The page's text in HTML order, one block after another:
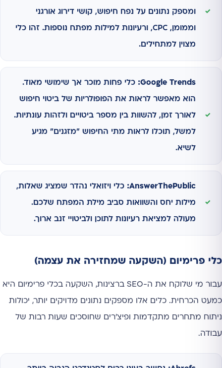
ומספק נתונים על נפח חיפוש, קושי דירוג אורגני
וממומן, CPC, ורעיונות למילות מפתח נוספות. זהו כלי
מצוין למתחילים.
Google Trends: כלי פחות מוכר אך שימושי מאוד.
הוא מאפשר לראות את הפופולריות של ביטוי חיפוש
לאורך זמן, להשוות בין מספר ביטויים ולזהות עונתיות.
למשל, תוכלו לראות מתי החיפוש "מזגנים" מגיע
לשיא.
AnswerThePublic: כלי ויזואלי נהדר שמציג שאלות,
מילות יחס והשוואות סביב מילת המפתח שלכם.
מעולה למציאת רעיונות לתוכן ולביטויי זנב ארוך.
כלי פרימיום (השקעה שמחזירה את עצמה)
עבור מי שלוקח את ה-SEO ברצינות, השקעה בכלי פרימיום היא
כמעט הכרחית. כלים אלו מספקים נתונים מדויקים יותר, יכולות
ניתוח מתחרים מתקדמות ופיצ'רים שחוסכים שעות רבות של
עבודה.